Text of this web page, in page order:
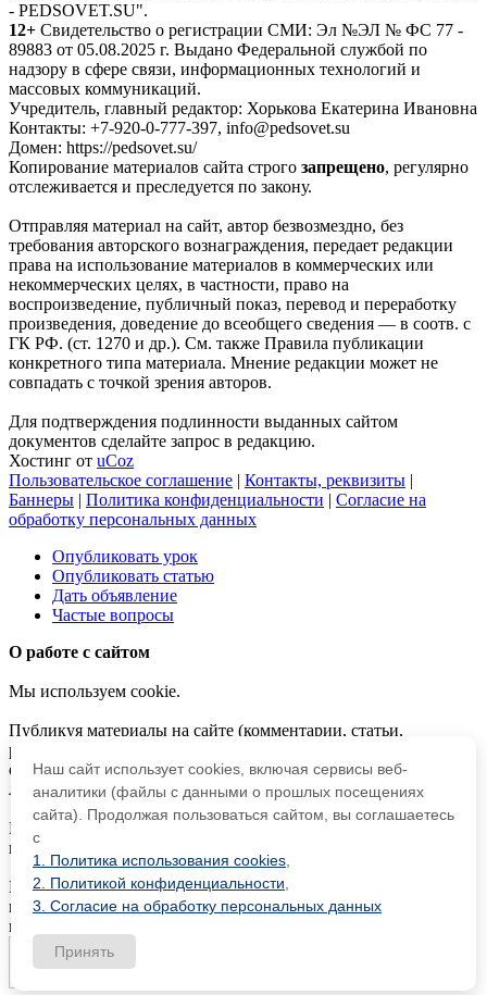
- PEDSOVET.SU".
12+ Свидетельство о регистрации СМИ: Эл №ЭЛ № ФС 77 -
89883 от 05.08.2025 г. Выдано Федеральной службой по
надзору в сфере связи, информационных технологий и
массовых коммуникаций.
Учредитель, главный редактор: Хорькова Екатерина Ивановна
Контакты: +7-920-0-777-397, info@pedsovet.su
Домен: https://pedsovet.su/
Копирование материалов сайта строго запрещено, регулярно
отслеживается и преследуется по закону.
Отправляя материал на сайт, автор безвозмездно, без
требования авторского вознаграждения, передает редакции
права на использование материалов в коммерческих или
некоммерческих целях, в частности, право на
воспроизведение, публичный показ, перевод и переработку
произведения, доведение до всеобщего сведения — в соотв. с
ГК РФ. (ст. 1270 и др.). См. также Правила публикации
конкретного типа материала. Мнение редакции может не
совпадать с точкой зрения авторов.
Для подтверждения подлинности выданных сайтом
документов сделайте запрос в редакцию.
Хостинг от uCoz
Пользовательское соглашение | Контакты, реквизиты |
Баннеры | Политика конфиденциальности | Согласие на
обработку персональных данных
Опубликовать урок
Опубликовать статью
Дать объявление
Частые вопросы
О работе с сайтом
Мы используем cookie.
Публикуя материалы на сайте (комментарии, статьи,
разработки и др.), пользователи берут на себя всю
ответственность за содержание материалов и разрешение
любых спорных вопросов с третьми лицами.
При этом редакция сайта готова оказывать всяческую
поддержку как в публикации, так и других вопросах.
Если вы обнаружили, что на нашем сайте незаконно
используются материалы,сообщите администратору
материалы будут удалены.
Наш сайт использует cookies, включая сервисы веб-
аналитики (файлы с данными о прошлых посещениях
сайта). Продолжая пользоваться сайтом, вы соглашаетесь
с
1. Политика использования cookies
2. Политикой конфиденциальности
3. Согласие на обработку персональных данных
Принять